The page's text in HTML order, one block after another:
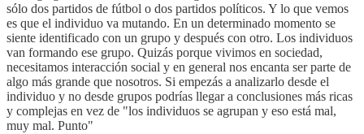
sólo dos partidos de fútbol o dos partidos políticos. Y lo que vemos
es que el individuo va mutando. En un determinado momento se
siente identificado con un grupo y después con otro. Los individuos
van formando ese grupo. Quizás porque vivimos en sociedad,
necesitamos interacción social y en general nos encanta ser parte de
algo más grande que nosotros. Si empezás a analizarlo desde el
individuo y no desde grupos podrías llegar a conclusiones más ricas
y complejas en vez de "los individuos se agrupan y eso está mal,
muy mal. Punto"